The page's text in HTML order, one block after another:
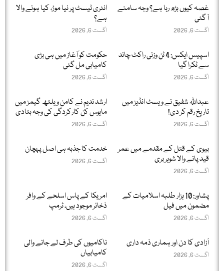
غصہ کیوں بڑھ رہا ہے؟ وجہ سامنے
آ گئی
اگست 6, 2026
انٹری ٹیسٹ پر نیا موڑ، کیا ہونے والا
ہے؟
اگست 6, 2026
اسپیس ایکس: 4 ٹن وزنی راکٹ چاند
سے ٹکرا گیا
اگست 6, 2026
حکومت کو آغاز میں ہی بڑی
کامیابی مل گئی
اگست 6, 2026
عبداللّٰہ شفیق نے ویسٹ انڈیز میں
تاریخ رقم کر دی!
اگست 6, 2026
ارشد ندیم نے کامن ویلتھ گیمز میں
مایوس کن کارکردگی کی وجہ بتادی
اگست 6, 2026
بیوی کے قتل کے مقدمے میں عمر
قید پانے والا شوہر بری
اگست 6, 2026
خدمت کا جذبہ ہی اصل پہچان
اگست 6, 2026
پشاور: 10 ہزار طلبہ اسلامیات کے
مضمون میں فیل
اگست 6, 2026
امریکا کے پاس اسلحے کے وافر
ذخائر موجود ہیں، ٹرمپ
اگست 6, 2026
آزادی کا دن اور ہماری ذمہ داری
اگست 6, 2026
ناکامیوں کی طرف لے جانے والی
کامیابیاں
اگست 6, 2026